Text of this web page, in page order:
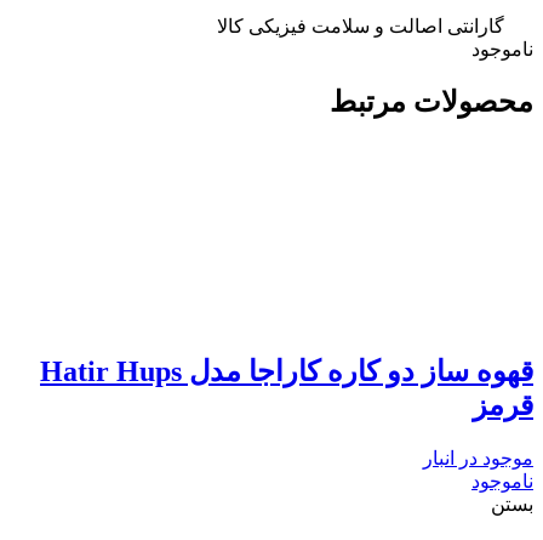
گارانتی اصالت و سلامت فیزیکی کالا
ناموجود
محصولات مرتبط
قهوه ساز دو کاره کاراجا مدل Hatir Hups
قرمز
موجود در انبار
ناموجود
بستن